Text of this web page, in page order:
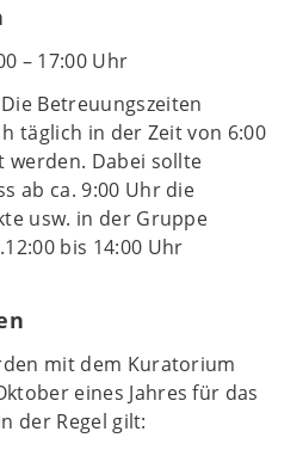
– 17:00 Uhr
Betreuungszeiten
täglich in der Zeit von 6:00
werden. Dabei sollte
ab ca. 9:00 Uhr die
usw. in der Gruppe
bis 14:00 Uhr
mit dem Kuratorium
eines Jahres für das
der Regel gilt: